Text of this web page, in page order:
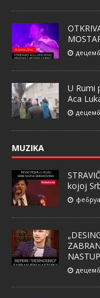
U Rumi
Aca
MUZIKA
kojoj